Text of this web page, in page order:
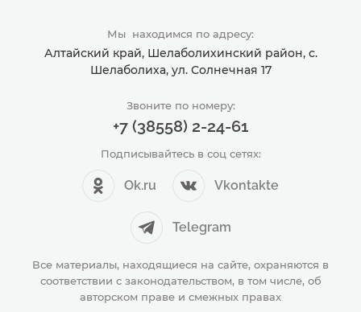
Мы находимся по адресу:
Алтайский край, Шелаболихинский район, с.
Шелаболиха, ул. Солнечная 17
Звоните по номеру:
+7 (38558) 2-24-61
Подписывайтесь в соц сетях:
Ok.ru Vkontakte
Telegram
Все материалы, находящиеся на сайте, охраняются в
соответствии с законодательством, в том числе, об
авторском праве и смежных правах